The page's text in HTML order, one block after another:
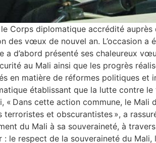
Corps diplomatique accrédité
vœux de nouvel an. L’occasion a
d’abord présenté ses chaleureux
au Mali ainsi que les progrès
en matière de réformes politiques et
établissant que la lutte contre
Dans cette action commune, le Mali
et obscurantistes », a
du Mali à sa souveraineté, à
le respect de la souveraineté du